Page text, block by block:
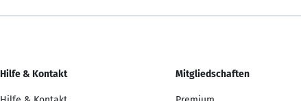
Hilfe & Kontakt Mitgliedschaften